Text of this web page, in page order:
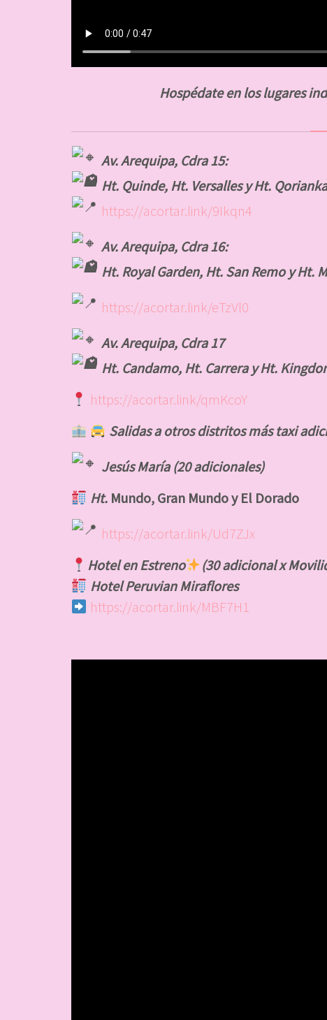
Hospédate en los lugares
Av. Arequipa, Cdra 15:
Ht. Quinde, Ht. Versalles y Ht. Qorianka
https://acortar.link/9Ikqn4
Av. Arequipa, Cdra 16:
Ht. Royal Garden, Ht. San Remo y Ht.
https://acortar.link/eTzVl0
Av. Arequipa, Cdra 17
Ht. Candamo, Ht. Carrera y Ht.
https://acortar.link/qmKcoY
Salidas a otros distritos más taxi
Jesús María (20 adicionales)
Ht.Mundo, Gran Mundo y El Dorado
https://acortar.link/Ud7ZJx
Hotel en Estreno
(30 adicional x
Hotel Peruvian Miraflores
https://acortar.link/MBF7H1